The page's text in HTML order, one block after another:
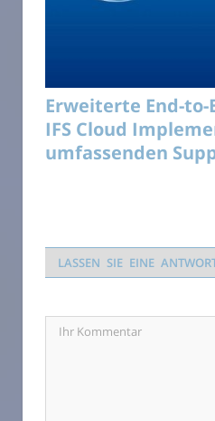
Erweiterte End-to-
IFS Cloud
umfassenden
LASSEN SIE EINE